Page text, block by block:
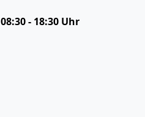
- 18:30 Uhr